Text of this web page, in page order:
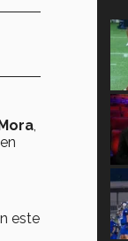
en
este